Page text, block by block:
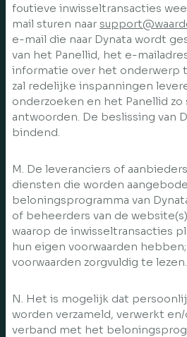
foutieve inwisseltransacties
mail sturen naar
e-mail die naar Dynata wordt
van het Panellid, het e-
informatie over het onderwerp
zal redelijke inspanningen
onderzoeken en het Panellid
antwoorden. De beslissing van
bindend.
M. De leveranciers of
diensten die worden
beloningsprogramma van
of beheerders van de
waarop de inwisseltransacties
hun eigen voorwaarden
voorwaarden zorgvuldig te lezen.
N. Het is mogelijk dat
worden verzameld, verwerkt
verband met het